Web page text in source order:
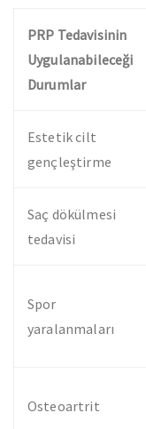
PRP Tedavisinin
Uygulanabileceği
Durumlar
Estetik cilt
gençleştirme
Saç dökülmesi
tedavisi
Spor
yaralanmaları
Osteoartrit